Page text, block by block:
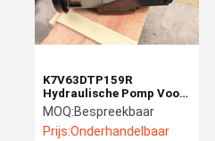
K7V63DTP159R
Hydraulische Pomp Voor
Kobelco SK135-8
SK135SR Graafmachine
MOQ:Bespreekbaar
Prijs:Onderhandelbaar